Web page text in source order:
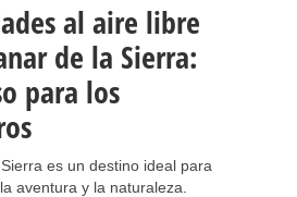
al aire libre
de la Sierra:
para los
es un destino ideal para
aventura y la naturaleza.